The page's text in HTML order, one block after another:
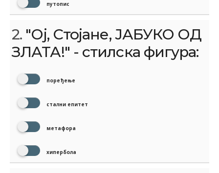
путопис
2. "Ој, Стојане, ЈАБУКО ОД
ЗЛАТА!" - стилска фигура:
поређење
стални епитет
метафора
хипербола